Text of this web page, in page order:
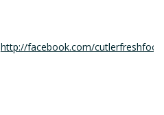
http://facebook.com/